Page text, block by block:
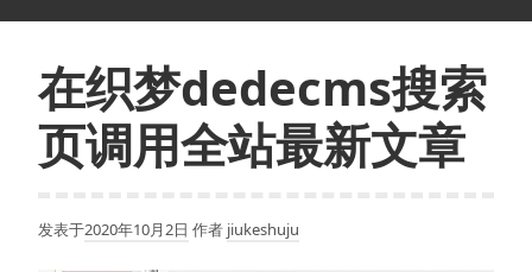
在织梦dedecms搜索
页调用全站最新文章
发表于2020年10月2日 作者 jiukeshuju